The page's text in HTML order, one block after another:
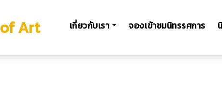
of Art เกี่ยวกับเรา จองเข้าชมนิทรรศการ